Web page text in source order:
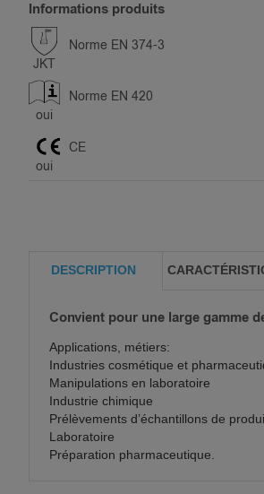
THE
IMAGES
GALLERY
Informations produits
JKT
Norme EN 374-3
oui
Norme EN 420
oui
CE
DESCRIPTION
Convient pour une large gamme
Applications, métiers:
Industries cosmétique et
Manipulations en laboratoire
Industrie chimique
Prélèvements d’échantillons de
Laboratoire
Préparation pharmaceutique.